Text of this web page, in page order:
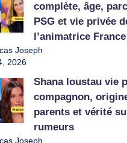
complète, âge,
PSG et vie privée
l’animatrice
Joseph
2026
Shana loustau vie
compagnon,
parents et vérité
rumeurs
Joseph